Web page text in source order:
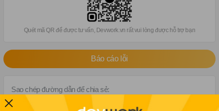
Quét mã QR để được tư vấn, Devwork.vn rất vui lòng được hỗ trợ bạn
Báo cáo lỗi
Sao chép đường dẫn để chia sẻ: